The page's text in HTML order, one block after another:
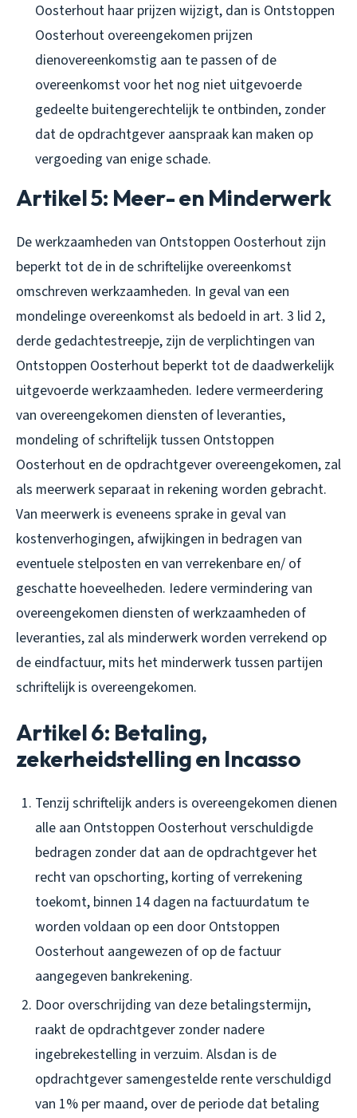
Oosterhout haar prijzen wijzigt, dan is Ontstoppen
Oosterhout overeengekomen prijzen
dienovereenkomstig aan te passen of de
overeenkomst voor het nog niet uitgevoerde
gedeelte buitengerechtelijk te ontbinden, zonder
dat de opdrachtgever aanspraak kan maken op
vergoeding van enige schade.
Artikel 5: Meer- en Minderwerk
De werkzaamheden van Ontstoppen Oosterhout zijn
beperkt tot de in de schriftelijke overeenkomst
omschreven werkzaamheden. In geval van een
mondelinge overeenkomst als bedoeld in art. 3 lid 2,
derde gedachtestreepje, zijn de verplichtingen van
Ontstoppen Oosterhout beperkt tot de daadwerkelijk
uitgevoerde werkzaamheden. Iedere vermeerdering
van overeengekomen diensten of leveranties,
mondeling of schriftelijk tussen Ontstoppen
Oosterhout en de opdrachtgever overeengekomen, zal
als meerwerk separaat in rekening worden gebracht.
Van meerwerk is eveneens sprake in geval van
kostenverhogingen, afwijkingen in bedragen van
eventuele stelposten en van verrekenbare en/ of
geschatte hoeveelheden. Iedere vermindering van
overeengekomen diensten of werkzaamheden of
leveranties, zal als minderwerk worden verrekend op
de eindfactuur, mits het minderwerk tussen partijen
schriftelijk is overeengekomen.
Artikel 6: Betaling,
zekerheidstelling en Incasso
Tenzij schriftelijk anders is overeengekomen dienen
alle aan Ontstoppen Oosterhout verschuldigde
bedragen zonder dat aan de opdrachtgever het
recht van opschorting, korting of verrekening
toekomt, binnen 14 dagen na factuurdatum te
worden voldaan op een door Ontstoppen
Oosterhout aangewezen of op de factuur
aangegeven bankrekening.
Door overschrijding van deze betalingstermijn,
raakt de opdrachtgever zonder nadere
ingebrekestelling in verzuim. Alsdan is de
opdrachtgever samengestelde rente verschuldigd
van 1% per maand, over de periode dat betaling